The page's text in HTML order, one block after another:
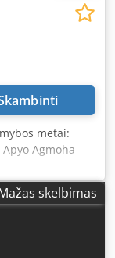
metai:
Agmoha
2696
Valdiklio tipas:
skelbimas